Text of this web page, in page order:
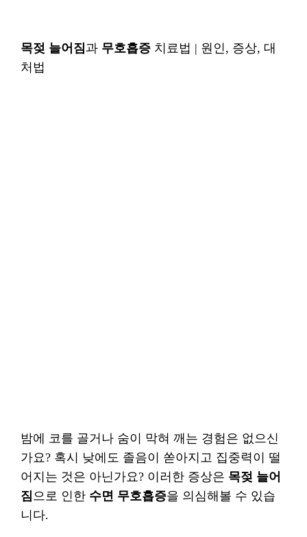
목젖 늘어짐과 무호흡증 치료법 | 원인, 증상, 대
처법
밤에 코를 골거나 숨이 막혀 깨는 경험은 없으신
가요? 혹시 낮에도 졸음이 쏟아지고 집중력이 떨
어지는 것은 아닌가요? 이러한 증상은 목젖 늘어
짐으로 인한 수면 무호흡증을 의심해볼 수 있습
니다.